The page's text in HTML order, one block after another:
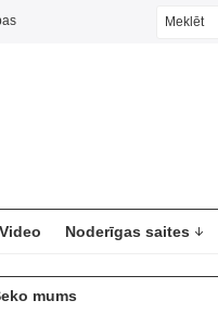
Video Noderīgas saites
mums